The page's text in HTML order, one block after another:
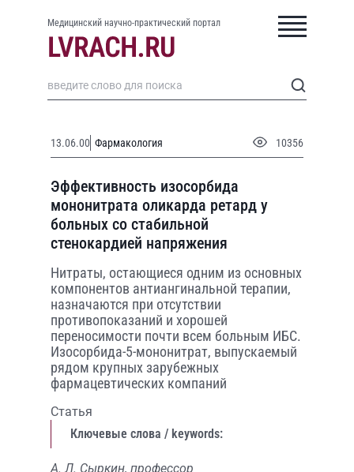
Медицинский научно-практический портал
13.06.00 Фармакология 10356
Эффективность изосорбида
мононитрата оликарда ретард у
больных со стабильной
стенокардией напряжения
Нитраты, остающиеся одним из основных
компонентов антиангинальной терапии,
назначаются при отсутствии
противопоказаний и хорошей
переносимости почти всем больным ИБС.
Изосорбида-5-мононитрат, выпускаемый
рядом крупных зарубежных
фармацевтических компаний
Статья
Ключевые слова / keywords:
А. Л. Сыркин, профессор